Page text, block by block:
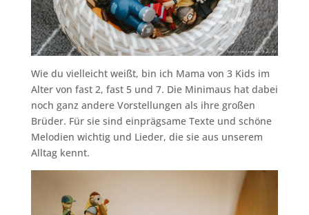
Wie du vielleicht weißt, bin ich Mama von 3 Kids im
Alter von fast 2, fast 5 und 7. Die Minimaus hat dabei
noch ganz andere Vorstellungen als ihre großen
Brüder. Für sie sind einprägsame Texte und schöne
Melodien wichtig und Lieder, die sie aus unserem
Alltag kennt.